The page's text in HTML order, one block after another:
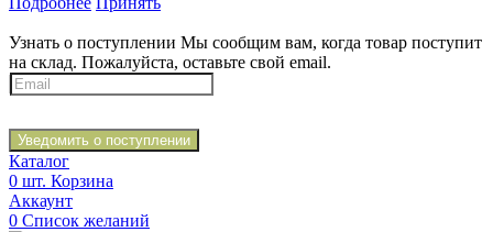
Узнать о поступлении Мы сообщим вам, когда товар поступит
на склад. Пожалуйста, оставьте свой email.
Уведомить о поступлении
Каталог
0 шт. Корзина
Аккаунт
0 Список желаний